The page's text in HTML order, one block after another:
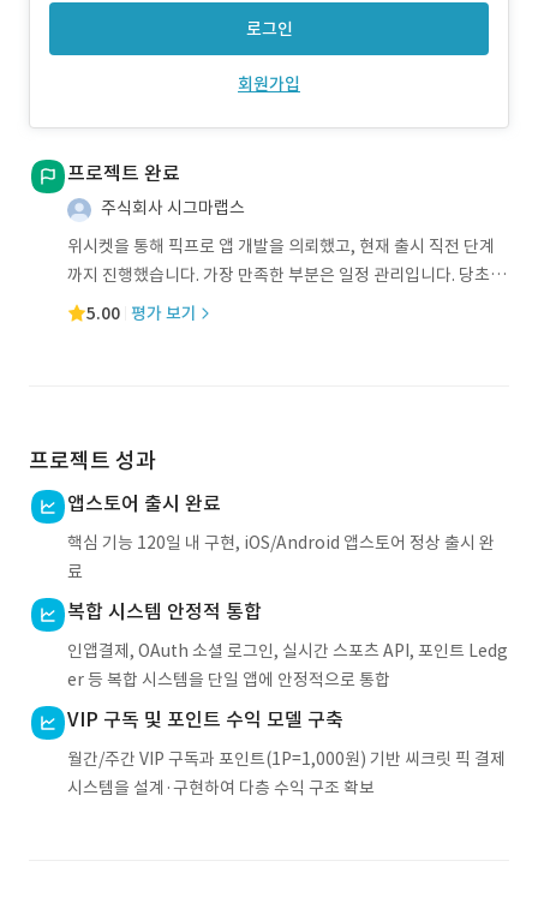
로그인
회원가입
프로젝트 완료
주식회사 시그마랩스
위시켓을 통해 픽프로 앱 개발을 의뢰했고, 현재 출시 직전 단계
까지 진행했습니다. 가장 만족한 부분은 일정 관리입니다. 당초 계
획보다 거의 한
5.00 평가 보기
프로젝트 성과
앱스토어 출시 완료
핵심 기능 120일 내 구현, iOS/Android 앱스토어 정상 출시 완
료
복합 시스템 안정적 통합
인앱결제, OAuth 소셜 로그인, 실시간 스포츠 API, 포인트 Ledg
er 등 복합 시스템을 단일 앱에 안정적으로 통합
VIP 구독 및 포인트 수익 모델 구축
월간/주간 VIP 구독과 포인트(1P=1,000원) 기반 씨크릿 픽 결제
시스템을 설계·구현하여 다층 수익 구조 확보